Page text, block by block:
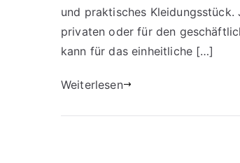
und praktisches
privaten oder für den
kann für das einheitliche […]
Weiterlesen